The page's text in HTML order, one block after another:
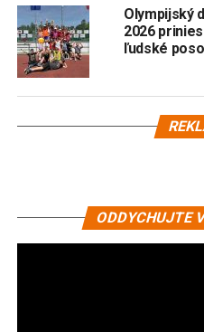
Olympijský
2026
ľudské
ODDYCHUJTE